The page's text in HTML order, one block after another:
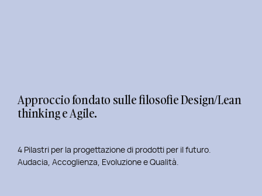
Approccio fondato sulle filosofie Design/Lean
thinking e Agile.
4 Pilastri per la progettazione di prodotti per il futuro.
Audacia, Accoglienza, Evoluzione e Qualità.